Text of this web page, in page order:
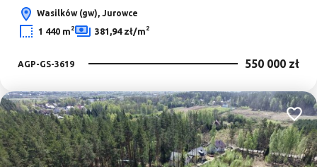
Wasilków (gw), Jurowce
1 440 m2 381,94 zł/m2
AGP-GS-3619 550 000 zł